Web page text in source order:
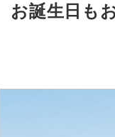
お誕生日も